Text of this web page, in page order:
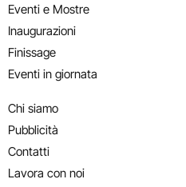
Eventi e Mostre
Inaugurazioni
Finissage
Eventi in giornata
Chi siamo
Pubblicità
Contatti
Lavora con noi